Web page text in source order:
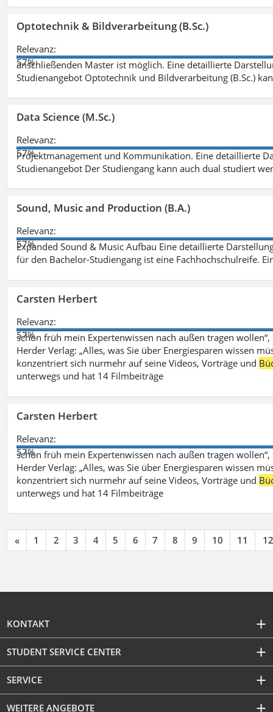
Optotechnik & Bildverarbeitung (B.Sc.)
Relevanz:
57%
anschließenden Master ist möglich. Eine detaillierte
Studienangebot Optotechnik und Bildverarbeitung (B.Sc.)
Data Science (M.Sc.)
Relevanz:
57%
Projektmanagement und Kommunikation. Eine detaillierte
Studienangebot Der Studiengang kann auch dual studiert
Sound, Music and Production (B.A.)
Relevanz:
57%
Expanded Sound & Music Aufbau Eine detaillierte
für den Bachelor-Studiengang ist eine Fachhochschulreife.
Carsten Herbert
Relevanz:
57%
schon früh mein Expertenwissen nach außen tragen
Herder Verlag: „Alles, was Sie über Energiesparen wissen
konzentriert sich nurmehr auf seine Videos, Vorträge und
unterwegs und hat 14 Filmbeiträge
Carsten Herbert
Relevanz:
57%
schon früh mein Expertenwissen nach außen tragen
Herder Verlag: „Alles, was Sie über Energiesparen wissen
konzentriert sich nurmehr auf seine Videos, Vorträge und
unterwegs und hat 14 Filmbeiträge
« 1 2 3 4 5 6 7 8 9 10 11 12
KONTAKT
STUDENT SERVICE CENTER
SERVICE
WEITERE ANGEBOTE